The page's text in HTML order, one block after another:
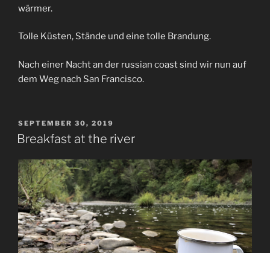
wärmer.
Tolle Küsten, Stände und eine tolle Brandung.
Nach einer Nacht an der russian coast sind wir nun auf
dem Weg nach San Francisco.
VERÖFFENTLICHT
AM
SEPTEMBER 30, 2019
Breakfast at the river